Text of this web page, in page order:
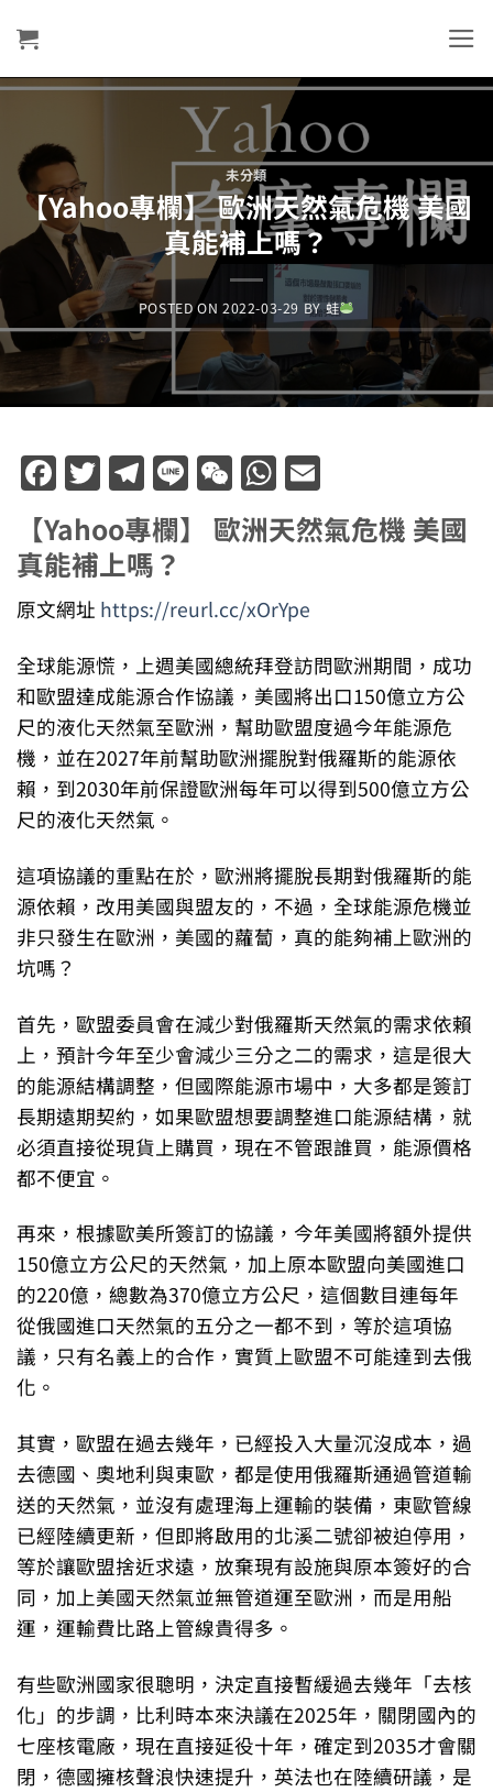
content
未分類
【Yahoo專欄】 歐洲天然氣危機 美國
真能補上嗎？
POSTED ON 2022-03-29 BY蛙
Facebook
Twitter
Telegram
LineWeChatWhatsApp
【Yahoo專欄】 歐洲天然氣危機 美國
真能補上嗎？
原文網址 https://reurl.cc/xOrYpe
全球能源慌，上週美國總統拜登訪問歐洲期間，成功
和歐盟達成能源合作協議，美國將出口150億立方公
尺的液化天然氣至歐洲，幫助歐盟度過今年能源危
機，並在2027年前幫助歐洲擺脫對俄羅斯的能源依
賴，到2030年前保證歐洲每年可以得到500億立方公
尺的液化天然氣。
這項協議的重點在於，歐洲將擺脫長期對俄羅斯的能
源依賴，改用美國與盟友的，不過，全球能源危機並
非只發生在歐洲，美國的蘿蔔，真的能夠補上歐洲的
坑嗎？
首先，歐盟委員會在減少對俄羅斯天然氣的需求依賴
上，預計今年至少會減少三分之二的需求，這是很大
的能源結構調整，但國際能源市場中，大多都是簽訂
長期遠期契約，如果歐盟想要調整進口能源結構，就
必須直接從現貨上購買，現在不管跟誰買，能源價格
都不便宜。
再來，根據歐美所簽訂的協議，今年美國將額外提供
150億立方公尺的天然氣，加上原本歐盟向美國進口
的220億，總數為370億立方公尺，這個數目連每年
從俄國進口天然氣的五分之一都不到，等於這項協
議，只有名義上的合作，實質上歐盟不可能達到去俄
化。
其實，歐盟在過去幾年，已經投入大量沉沒成本，過
去德國、奧地利與東歐，都是使用俄羅斯通過管道輸
送的天然氣，並沒有處理海上運輸的裝備，東歐管線
已經陸續更新，但即將啟用的北溪二號卻被迫停用，
等於讓歐盟捨近求遠，放棄現有設施與原本簽好的合
同，加上美國天然氣並無管道運至歐洲，而是用船
運，運輸費比路上管線貴得多。
有些歐洲國家很聰明，決定直接暫緩過去幾年「去核
化」的步調，比利時本來決議在2025年，關閉國內的
七座核電廠，現在直接延役十年，確定到2035才會關
閉，德國擁核聲浪快速提升，英法也在陸續研議，是